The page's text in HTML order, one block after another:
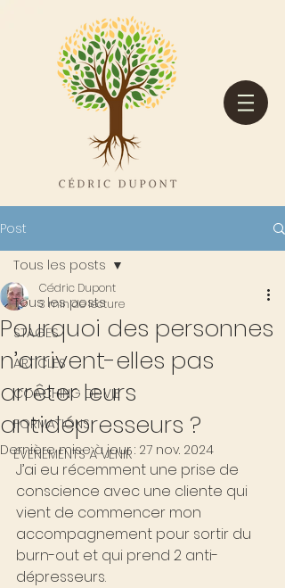
Post
Tous les posts
STAGES
ARTICLES
COACHING DE VIE
FORMATIONS
ÉVÉNEMENTS À VENIR
Tous les posts
Pourquoi des personnes
n’arrivent-elles pas
arrêter leurs
antidépresseurs ?
Cédric Dupont
3 min de lecture
Dernière mise à jour : 27 nov. 2024
J’ai eu récemment une prise de
conscience avec une cliente qui
vient de commencer mon
accompagnement pour sortir du
burn-out et qui prend 2 anti-
dépresseurs.